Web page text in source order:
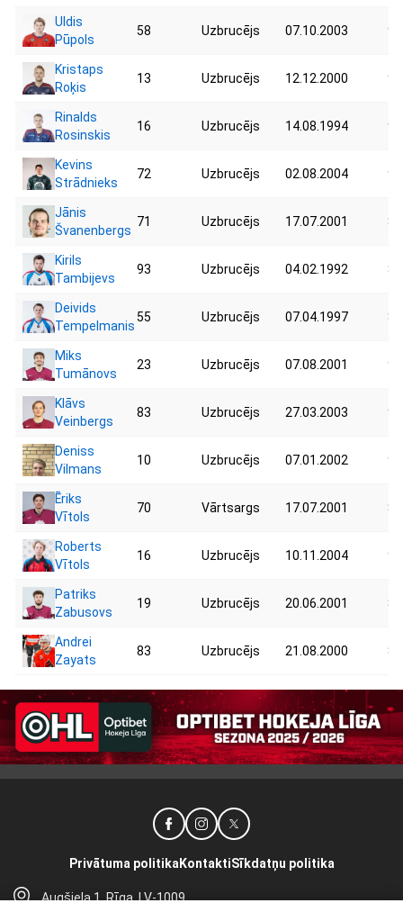
Uldis
Pūpols
58 Uzbrucējs 07.10.2003
Kristaps
Roķis
13 Uzbrucējs 12.12.2000
Rinalds
Rosinskis
16 Uzbrucējs 14.08.1994
Kevins
Strādnieks
72 Uzbrucējs 02.08.2004
Jānis
Švanenbergs
71 Uzbrucējs 17.07.2001
Kirils
Tambijevs
93 Uzbrucējs 04.02.1992
Deivids
Tempelmanis
55 Uzbrucējs 07.04.1997
Miks
Tumānovs
23 Uzbrucējs 07.08.2001
Klāvs
Veinbergs
83 Uzbrucējs 27.03.2003
Deniss
Vilmans
10 Uzbrucējs 07.01.2002
Ēriks
Vītols
70 Vārtsargs 17.07.2001
Roberts
Vītols
16 Uzbrucējs 10.11.2004
Patriks
Zabusovs
19 Uzbrucējs 20.06.2001
Andrei
Zayats
83 Uzbrucējs 21.08.2000
Augšiela 1, Rīga, LV-1009
Privātuma politika KontaktiSīkdatņu politika